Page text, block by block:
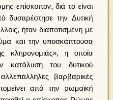
επίσκοπον, διά το είναι
δυσαρέστησε την Δυτική
ήταν διαποτισμένη με
και την υποσκάπτουσα
κληρονομιάς», η οποία
κατάλυση του δυτικού
βαρβαρικές
από την ρωμαϊκή